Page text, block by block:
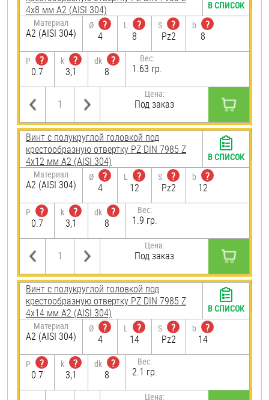
4х8 мм А2 (AISI 304)
Материал
А2 (AISI 304)
Ø
?
4
L
?
8
S
?
Pz2
b
?
8
P
?
0.7
k
?
3,1
dk
?
8
Вес:
1.63 гр.
Цена:
Под заказ
В СПИСОК
Винт с полукруглой головкой под
крестообразную отвертку PZ DIN 7985 Z
4х12 мм А2 (AISI 304)
Материал
А2 (AISI 304)
Ø
?
4
L
?
12
S
?
Pz2
b
?
12
P
?
0.7
k
?
3,1
dk
?
8
Вес:
1.9 гр.
Цена:
Под заказ
В СПИСОК
Винт с полукруглой головкой под
крестообразную отвертку PZ DIN 7985 Z
4х14 мм А2 (AISI 304)
Материал
А2 (AISI 304)
Ø
?
4
L
?
14
S
?
Pz2
b
?
14
P
?
0.7
k
?
3,1
dk
?
8
Вес:
2.1 гр.
Цена:
В СПИСОК